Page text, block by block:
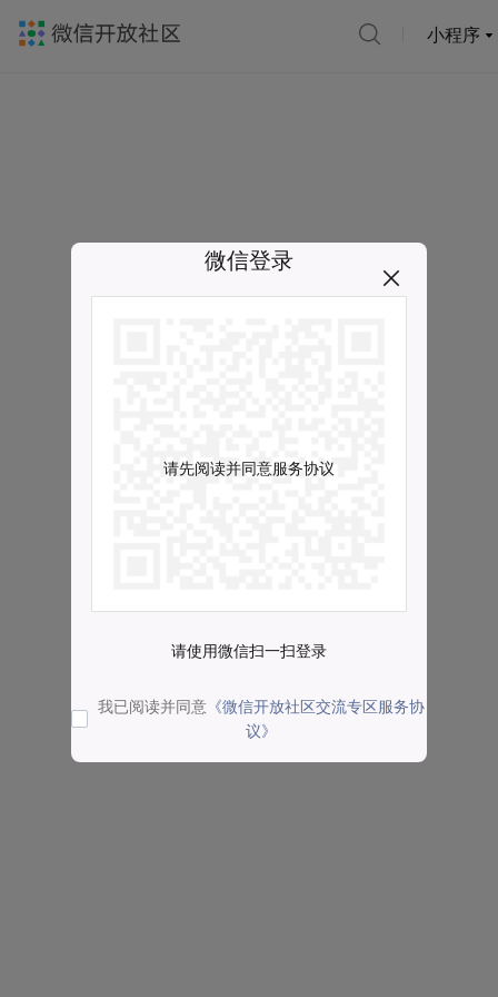
小程序
微信登录
请先阅读并同意服务协议
请使用微信扫一扫登录
我已阅读并同意 《微信开放社区交流专区服务协
议》